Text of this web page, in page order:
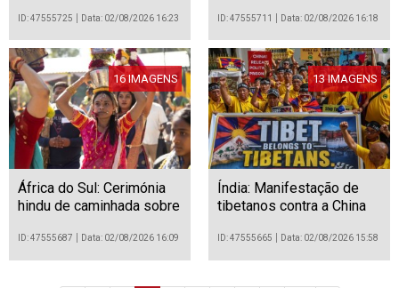
ID: 47555725 Data: 02/08/2026 16:23 ID: 47555711 Data: 02/08/2026 16:18
16 IMAGENS
África do Sul: Cerimónia
hindu de caminhada sobre
ID: 47555687 Data: 02/08/2026 16:09
13 IMAGENS
Índia: Manifestação de
tibetanos contra a China
ID: 47555665 Data: 02/08/2026 15:58